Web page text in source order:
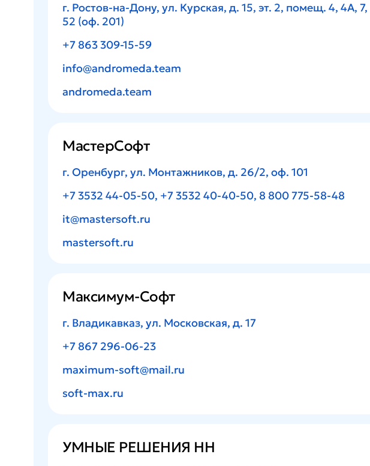
г. Ростов-на-Дону, ул. Курская, д. 15, эт. 2, помещ. 4, 4А, 7,
52 (оф. 201)
+7 863 309-15-59
info@andromeda.team
andromeda.team
МастерСофт
г. Оренбург, ул. Монтажников, д. 26/2, оф. 101
+7 3532 44-05-50, +7 3532 40-40-50, 8 800 775-58-48
it@mastersoft.ru
mastersoft.ru
Максимум-Софт
г. Владикавказ, ул. Московская, д. 17
+7 867 296-06-23
maximum-soft@mail.ru
soft-max.ru
УМНЫЕ РЕШЕНИЯ НН